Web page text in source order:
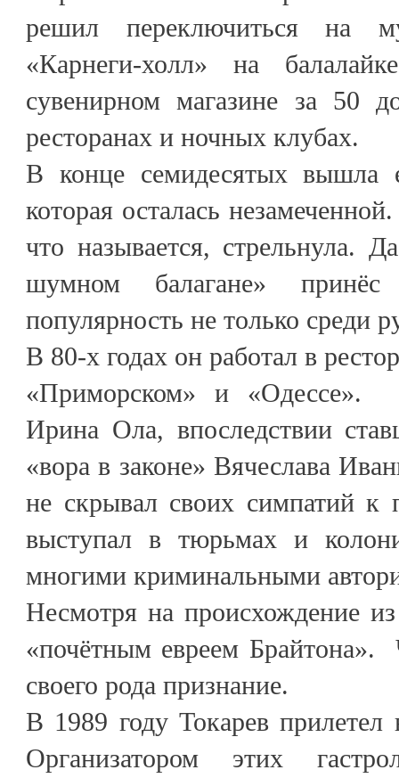
решил переключиться на
«Карнеги-холл» на
сувенирном магазине за 50
ресторанах и ночных клубах.
В конце семидесятых вышла
которая осталась
что называется, стрельнула.
шумном балагане»
популярность не только среди
В 80-х годах он работал в
«Приморском» и «Одессе».
Ирина Ола, впоследствии
«вора в законе» Вячеслава
не скрывал своих симпатий к
выступал в тюрьмах и
многими криминальными
Несмотря на происхождение
«почётным евреем Брайтона».
своего рода признание.
В 1989 году Токарев
Организатором этих